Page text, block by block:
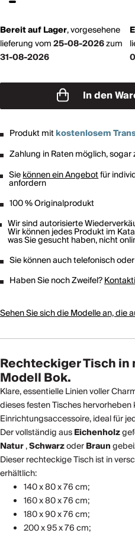
Bereit auf Lager,vorgesehene
lieferung vom25-08-2026zum
31-08-2026
In den
Produkt mitkostenlosem
Zahlung in Raten möglich, sogar
Siekönnen ein Angebotfür
anfordern
100 % Originalprodukt
Wir sind autorisierte
Wir können jedes Produkt im
was Sie gesucht haben, nicht
Sie können auch telefonisch
Haben Sie noch Zweifel?
Sehen Sie sich die Modelle an, die
Rechteckiger Tisch in
Modell Bok.
Klare, essentielle Linien voller
dieses festen Tisches hervorheben
Einrichtungsaccessoire, ideal für
Der vollständig ausEichenholz
Natur,SchwarzoderBraun
Dieser rechteckige Tisch ist in
erhältlich:
140 x 80 x 76 cm;
160 x 80 x 76 cm;
180 x 90 x 76 cm;
200 x 95 x 76 cm;